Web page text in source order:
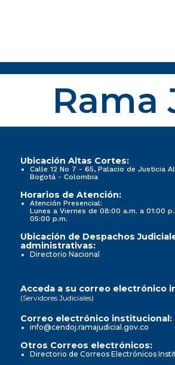
Rama
Ubicación Altas Cortes:
Calle 12 No 7 - 65, Palacio de Justicia
Bogotá - Colombia
Horarios de Atención:
Atención Presencial:
Lunes a Viernes de 08:00 a.m. a 01:00
05:00 p.m.
Ubicación de Despachos
administrativas:
Directorio Nacional
Acceda a su correo electrónico
(Servidores Judiciales)
Correo electrónico institucional:
info@cendoj.ramajudicial.gov.co
Otros Correos electrónicos:
Directorio de Correos Electrónicos